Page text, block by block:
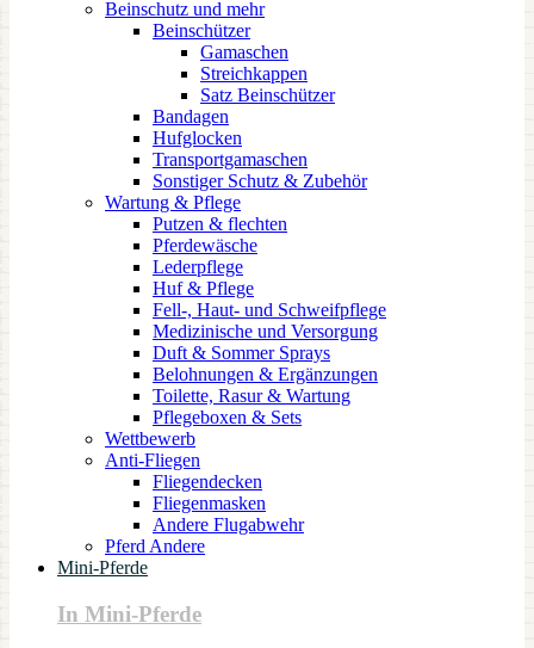
Beinschutz und mehr
Beinschützer
Gamaschen
Streichkappen
Satz Beinschützer
Bandagen
Hufglocken
Transportgamaschen
Sonstiger Schutz & Zubehör
Wartung & Pflege
Putzen & flechten
Pferdewäsche
Lederpflege
Huf & Pflege
Fell-, Haut- und Schweifpflege
Medizinische und Versorgung
Duft & Sommer Sprays
Belohnungen & Ergänzungen
Toilette, Rasur & Wartung
Pflegeboxen & Sets
Wettbewerb
Anti-Fliegen
Fliegendecken
Fliegenmasken
Andere Flugabwehr
Pferd Andere
Mini-Pferde
In Mini-Pferde